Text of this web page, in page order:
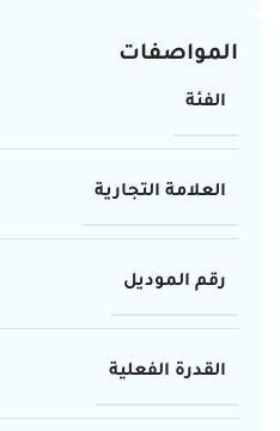
المواصفات
الفئة
العلامة التجارية
رقم الموديل
القدرة الفعلية